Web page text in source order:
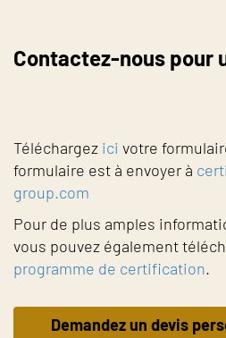
Contactez-nous pour
Téléchargez ici votre
formulaire est à envoyer à
group.com
Pour de plus amples
vous pouvez également
programme de certification.
Demandez un devis